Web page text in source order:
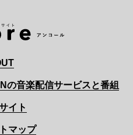
の音楽配信サービスと番組
イト
マップ